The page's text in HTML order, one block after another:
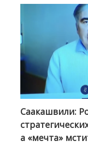
Саакашвили:
а «мечта»